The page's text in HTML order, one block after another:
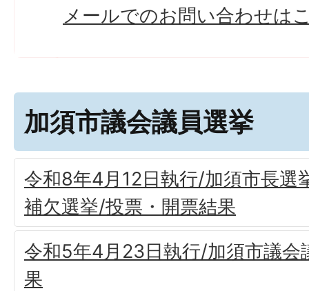
メールでのお問い合わせは
加須市議会議員選挙
令和8年4月12日執行/加須市長選
補欠選挙/投票・開票結果
令和5年4月23日執行/加須市議会
果